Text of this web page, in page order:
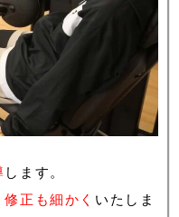
します。
修正も細かく いたしま